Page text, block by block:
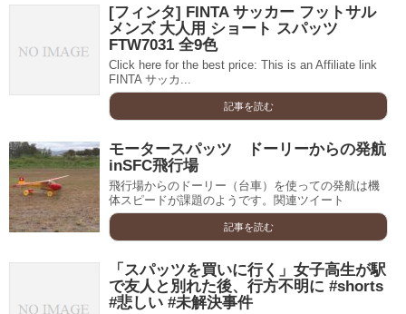
[フィンタ] FINTA サッカー フットサル
メンズ 大人用 ショート スパッツ
FTW7031 全9色
Click here for the best price: This is an Affiliate link
FINTA サッカ...
記事を読む
モータースパッツ ドーリーからの発航
inSFC飛行場
飛行場からのドーリー（台車）を使っての発航は機
体スピードが課題のようです。関連ツイート
記事を読む
「スパッツを買いに行く」女子高生が駅
で友人と別れた後、行方不明に #shorts
#悲しい #未解決事件